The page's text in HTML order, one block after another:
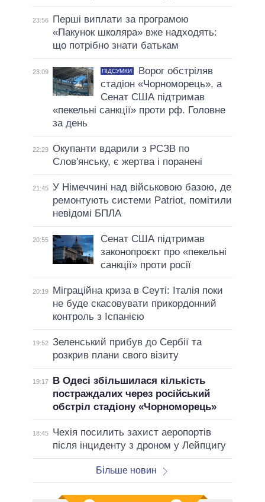
23:56
Перші виплати за програмою
«Пакунок школяра» вже надходять:
що потрібно знати батькам
23:09 ПІДСУМКИ
Ворог обстріляв
стадіон «Чорноморець», а
Сенат США підтримав
«пекельні санкції» проти рф. Головне
за день
22:29 Окупанти вдарили з РСЗВ по
Слов'янську, є жертва і поранені
21:45 У Німеччині над військовою базою, де
ремонтують системи Patriot, помітили
невідомі БПЛА
20:55
Сенат США підтримав
законопроєкт про «пекельні
санкції» проти росії
20:19
Міграційна криза в Сеуті: Італія поки
не буде скасовувати прикордонний
контроль з Іспанією
19:52 Зеленський прибув до Сербії та
розкрив плани свого візиту
19:17
В Одесі збільшилася кількість
постраждалих через російський
обстріл стадіону «Чорноморець»
18:45
Чехія посилить захист аеропортів
після інциденту з дроном у Лейпцигу
Більше новин